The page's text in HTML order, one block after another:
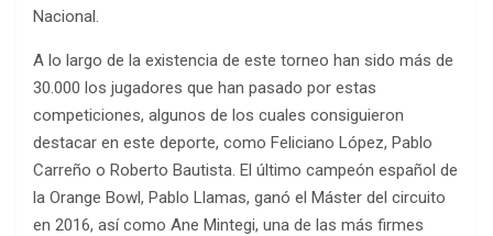
Nacional.
A lo largo de la existencia de este torneo han sido más de
30.000 los jugadores que han pasado por estas
competiciones, algunos de los cuales consiguieron
destacar en este deporte, como Feliciano López, Pablo
Carreño o Roberto Bautista. El último campeón español de
la Orange Bowl, Pablo Llamas, ganó el Máster del circuito
en 2016, así como Ane Mintegi, una de las más firmes